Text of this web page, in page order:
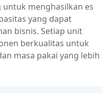
untuk menghasilkan es
yang dapat
bisnis. Setiap unit
berkualitas untuk
masa pakai yang lebih